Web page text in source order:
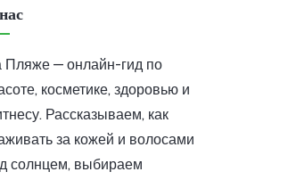
Пляже — онлайн-гид по
косметике, здоровью и
Рассказываем, как
за кожей и волосами
солнцем, выбираем